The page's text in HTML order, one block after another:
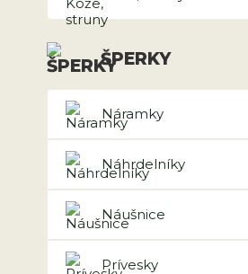
ŠPERKY
Náramky
Náhrdelníky
Náušnice
Prívesky